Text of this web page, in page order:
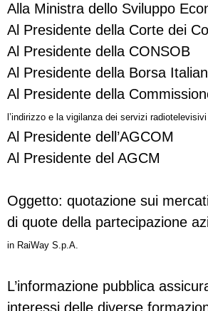
Alla Ministra dello Sviluppo
Al Presidente della Corte dei
Al Presidente della CONSOB
Al Presidente della Borsa
Al Presidente della
l’indirizzo e la vigilanza dei servizi radiotelevisivi
Al Presidente dell’AGCOM
Al Presidente del AGCM
Oggetto: quotazione sui
di quote della partecipazione
in RaiWay S.p.A.
L’informazione pubblica
interessi delle diverse